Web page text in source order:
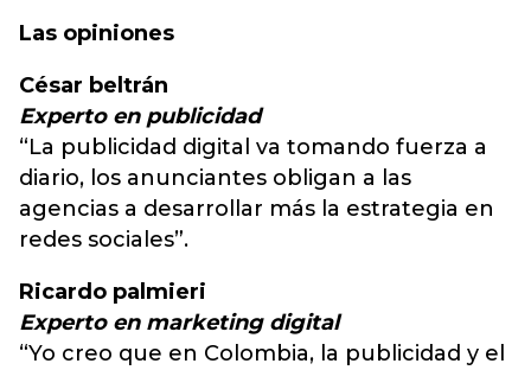
Las opiniones
César beltrán
Experto en publicidad
“La publicidad digital va tomando fuerza a
diario, los anunciantes obligan a las
agencias a desarrollar más la estrategia en
redes sociales”.
Ricardo palmieri
Experto en marketing digital
“Yo creo que en Colombia, la publicidad y el